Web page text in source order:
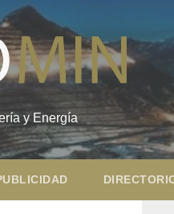
y Energía